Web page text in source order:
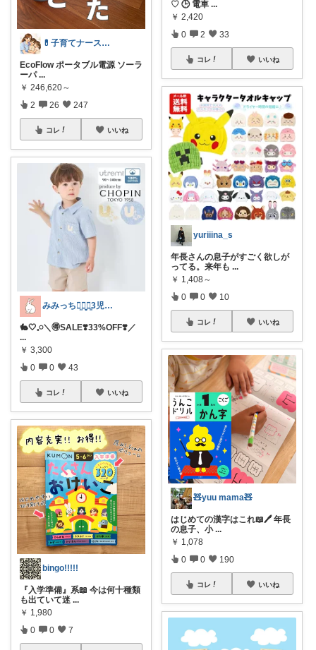
💊子育てナースぐっさん💊
EcoFlow ポータブル電源 ソーラ
ーパ ...
￥ 246,620～
2 26 247
コレ いいね
みみっちꪔ̤̫ꪔ̤̥ꪔ͈̱3児ママ♡
🐇🤍𓈒𓏸＼🉐SALE❣️33%OFF❣️／
...
￥ 3,300
0 0 43
コレ いいね
bingo!!!!!
『入学準備』系📖 今は何十種類
も出ていて迷 ...
￥ 1,980
0 0 7
♡ 🕒 電車 ...
￥ 2,420
0 2 33
コレ いいね
yuriiina_s
年長さんの息子がすごく欲しが
ってる。来年も ...
￥ 1,408～
0 0 10
コレ いいね
🧸yuu mama🧸
はじめての漢字はこれ📖🖊 年長
の息子、小 ...
￥ 1,078
0 0 190
コレ いいね